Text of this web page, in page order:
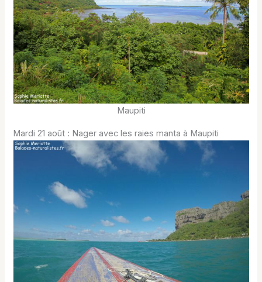
Maupiti
Mardi 21 août : Nager avec les raies manta à Maupiti